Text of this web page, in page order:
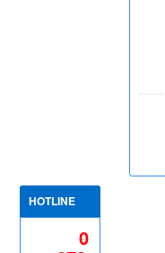
HOTLINE
0